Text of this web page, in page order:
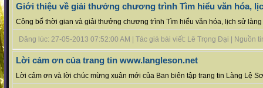
Giới thiệu về giải thưởng chương trình Tìm hiểu văn hóa,
Công bố thời gian và giải thưởng chương trình Tìm hiểu văn hóa, lịch sử làng
Đăng lúc: 27-05-2013 07:52:00 AM | Tác giả bài viết: Lê Trọng Đại | Nguồn
Lời cảm ơn của trang tin www.langleson.net
Lời cảm ơn và lời chúc mừng xuân mới của Ban biên tập trang tin Làng Lệ